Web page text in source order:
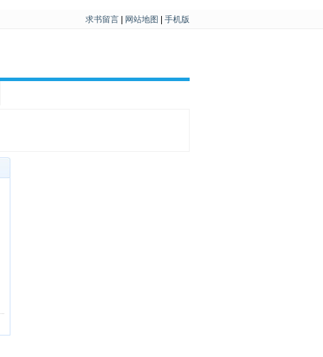
求书留言
网站地图 手机版